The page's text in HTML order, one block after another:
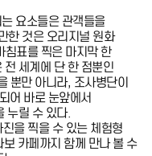
요소들은 관객들을
한 것은 오리지널 원화
침표를 찍은 마지막 한
세계에 단 한 점뿐인
뿐만 아니라, 조사병단이
어 바로 눈앞에서
누릴 수 있다.
을 찍을 수 있는 체험형
카페까지 함께 만나 볼 수